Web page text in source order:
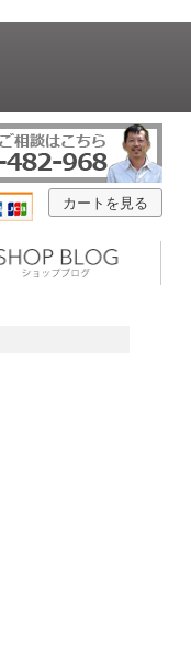
カートを見る